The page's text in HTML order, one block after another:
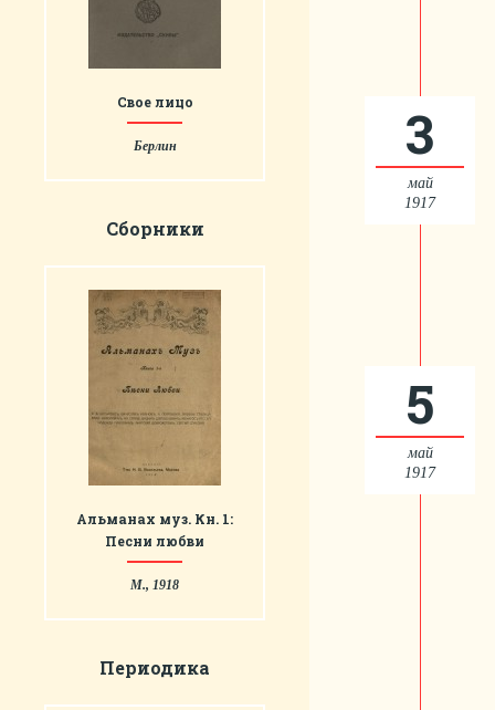
Свое лицо
Берлин
Сборники
Альманах муз. Кн. 1:
Песни любви
М., 1918
Периодика
3
май
1917
5
май
1917